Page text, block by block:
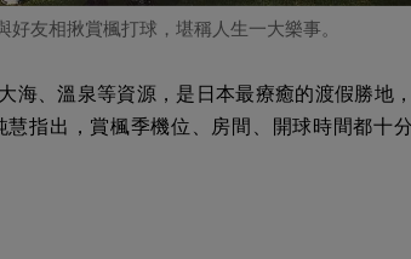
友相揪賞楓打球，堪稱人生一大樂事。
海、溫泉等資源，是日本最療癒的渡假勝地
指出，賞楓季機位、房間、開球時間都十